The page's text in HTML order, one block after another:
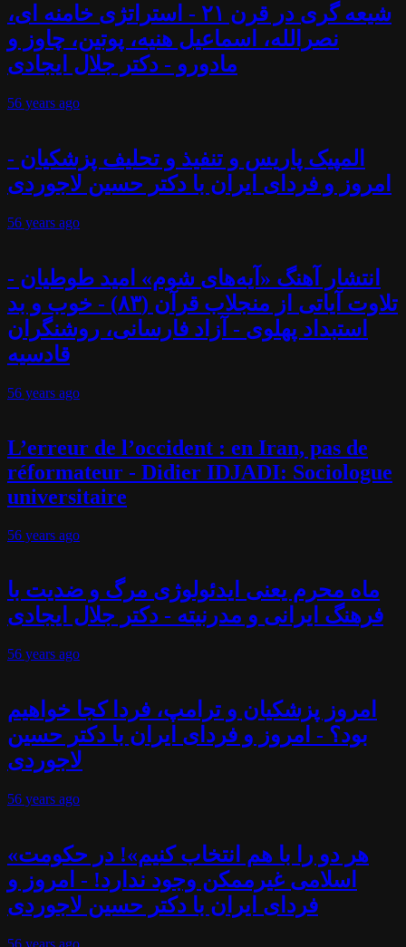
شیعه گری در قرن ۲۱ - استراتژی خامنه ای،
نصرالله، اسماعیل هنیه، پوتین، چاوز و
مادورو - دکتر جلال ایجادی
56 years ago
المپیک پاریس و تنفیذ و تحلیف پزشکیان -
امروز و فردای ایران با دکتر حسین لاجوردی
56 years ago
انتشار آهنگ «آیه‌های شوم» امید طوطیان -
تلاوت آیاتی از منجلاب قرآن (۸۳) - خوب و بد
استبداد پهلوی - آزاد فارسانی، روشنگران
قادسیه
56 years ago
L’erreur de l’occident : en Iran, pas de
réformateur - Didier IDJADI: Sociologue
universitaire
56 years ago
ماه محرم یعنی ایدئولوژی مرگ و ضدیت با
فرهنگ ایرانی و مدرنیته - دکتر جلال ایجادی
56 years ago
امروز پزشکیان و ترامپ، فردا کجا خواهیم
بود؟ - امروز و فردای ایران با دکتر حسین
لاجوردی
56 years ago
«هر دو را با هم انتخاب کنیم»! در حکومت
اسلامی غیرممکن وجود ندارد! - امروز و
فردای ایران با دکتر حسین لاجوردی
56 years ago